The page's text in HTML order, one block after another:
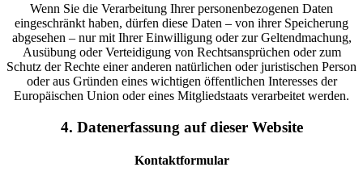
Wenn Sie die Verarbeitung Ihrer personenbezogenen Daten
eingeschränkt haben, dürfen diese Daten – von ihrer Speicherung
abgesehen – nur mit Ihrer Einwilligung oder zur Geltendmachung,
Ausübung oder Verteidigung von Rechtsansprüchen oder zum
Schutz der Rechte einer anderen natürlichen oder juristischen Person
oder aus Gründen eines wichtigen öffentlichen Interesses der
Europäischen Union oder eines Mitgliedstaats verarbeitet werden.
4. Datenerfassung auf dieser Website
Kontaktformular